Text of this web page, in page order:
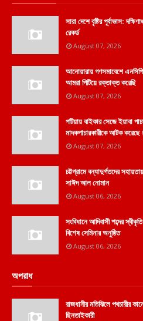
সারা দেশে বৃষ্টির পূর্বাভাস:
রেকর্ড
August 07, 2026
আনোয়ারায় গণসমাবেশে
আমরা পিটিয়ে রক্তাক্ত করেছি
August 07, 2026
পটিয়ায় বাইকার সেজে ইয়াবা
মাদকপাচারকারীকে আটক করেছে
August 07, 2026
চট্টগ্রামে বন্যাদুর্গতদের
সাঈদ আল নোমান
August 06, 2026
সংবিধানে আদিবাসী শব্দের
বিশেষ সেমিনার অনুষ্ঠিত
August 06, 2026
অপরাধ
রাজধানীর মতিঝিলে পথচারীর
ছিনতাইকারী